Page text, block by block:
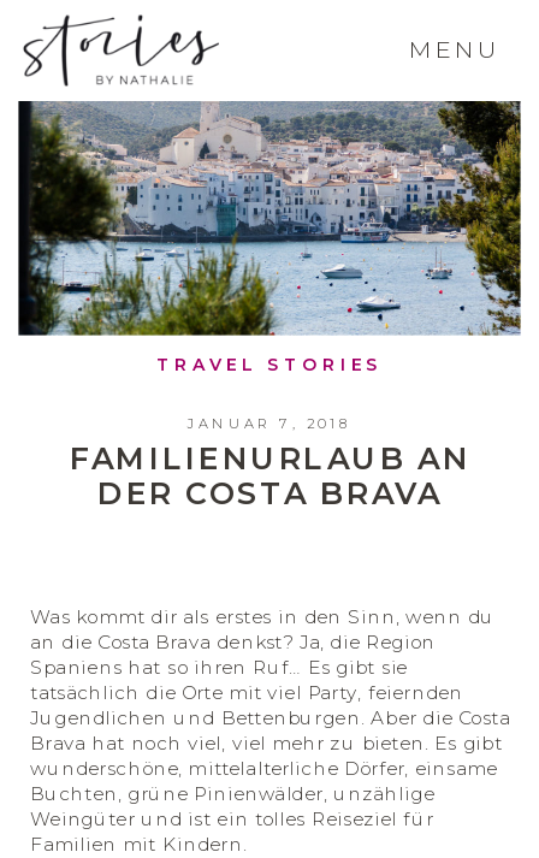
MENU
TRAVEL STORIES
JANUAR 7, 2018
FAMILIENURLAUB AN
DER COSTA BRAVA
Was kommt dir als erstes in den Sinn, wenn du
an die Costa Brava denkst? Ja, die Region
Spaniens hat so ihren Ruf… Es gibt sie
tatsächlich die Orte mit viel Party, feiernden
Jugendlichen und Bettenburgen. Aber die Costa
Brava hat noch viel, viel mehr zu bieten. Es gibt
wunderschöne, mittelalterliche Dörfer, einsame
Buchten, grüne Pinienwälder, unzählige
Weingüter und ist ein tolles Reiseziel für
Familien mit Kindern.